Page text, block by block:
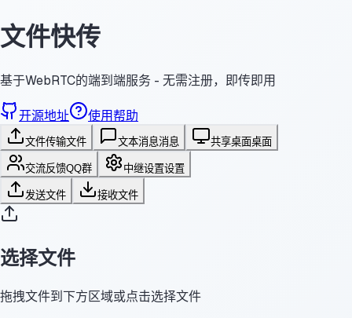
文件快传
基于WebRTC的端到端服务 - 无需注册，即传即用
开源地址 使用帮助
文件传输文件 文本消息消息 共享桌面桌面
交流反馈QQ群 中继设置设置
发送文件 接收文件
选择文件
拖拽文件到下方区域或点击选择文件